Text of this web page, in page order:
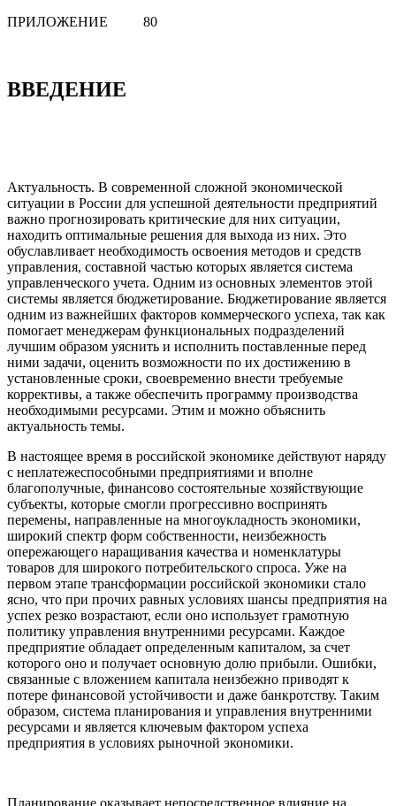
ПРИЛОЖЕНИЕ 80
ВВЕДЕНИЕ
Актуальность. В современной сложной экономической
ситуации в России для успешной деятельности предприятий
важно прогнозировать критические для них ситуации,
находить оптимальные решения для выхода из них. Это
обуславливает необходимость освоения методов и средств
управления, составной частью которых является система
управленческого учета. Одним из основных элементов этой
системы является бюджетирование. Бюджетирование является
одним из важнейших факторов коммерческого успеха, так как
помогает менеджерам функциональных подразделений
лучшим образом уяснить и исполнить поставленные перед
ними задачи, оценить возможности по их достижению в
установленные сроки, своевременно внести требуемые
коррективы, а также обеспечить программу производства
необходимыми ресурсами. Этим и можно объяснить
актуальность темы.
В настоящее время в российской экономике действуют наряду
с неплатежеспособными предприятиями и вполне
благополучные, финансово состоятельные хозяйствующие
субъекты, которые смогли прогрессивно воспринять
перемены, направленные на многоукладность экономики,
широкий спектр форм собственности, неизбежность
опережающего наращивания качества и номенклатуры
товаров для широкого потребительского спроса. Уже на
первом этапе трансформации российской экономики стало
ясно, что при прочих равных условиях шансы предприятия на
успех резко возрастают, если оно использует грамотную
политику управления внутренними ресурсами. Каждое
предприятие обладает определенным капиталом, за счет
которого оно и получает основную долю прибыли. Ошибки,
связанные с вложением капитала неизбежно приводят к
потере финансовой устойчивости и даже банкротству. Таким
образом, система планирования и управления внутренними
ресурсами и является ключевым фактором успеха
предприятия в условиях рыночной экономики.
Планирование оказывает непосредственное влияние на